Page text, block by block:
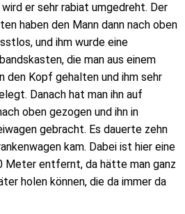
er sehr rabiat umgedreht. Der
haben den Mann dann nach oben
und ihm wurde eine
die man aus einem
den Kopf gehalten und ihm sehr
Danach hat man ihn auf
oben gezogen und ihn in
gebracht. Es dauerte zehn
kam. Dabei ist hier eine
Meter entfernt, da hätte man ganz
holen können, die da immer da